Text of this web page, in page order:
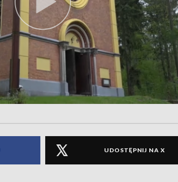
UDOSTĘPNIJ NA X